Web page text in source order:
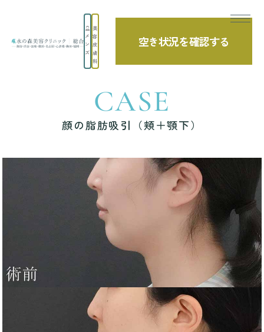
メ
ン
ズ
美
容
皮
膚
科
空き状況を確認する
TOP 症例写真 顔の脂肪吸引（頬＋顎下）
CASE
顔の脂肪吸引（頬＋顎下）